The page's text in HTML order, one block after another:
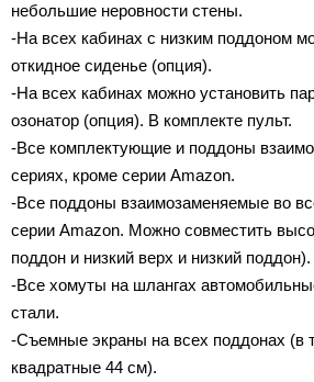
небольшие неровности стены.
-На всех кабинах с низким поддоном
откидное сиденье (опция).
-На всех кабинах можно установить
озонатор (опция). В комплекте пульт.
-Все комплектующие и поддоны
сериях, кроме серии Amazon.
-Все поддоны взаимозаменяемые во
серии Amazon. Можно совместить
поддон и низкий верх и низкий поддон).
-Все хомуты на шлангах
стали.
-Съемные экраны на всех поддонах (в
квадратные 44 см).